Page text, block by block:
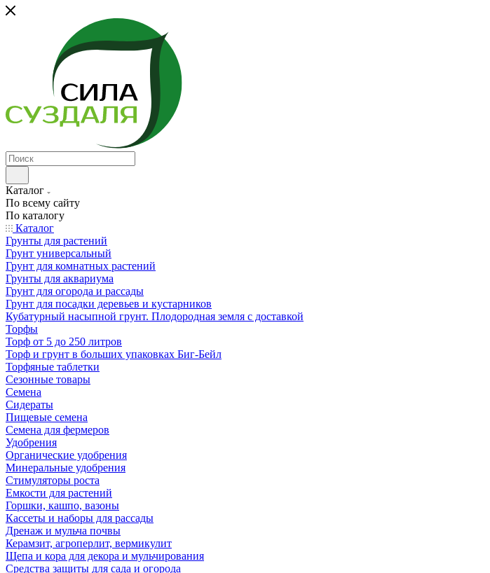
Каталог
По всему сайту
По каталогу
Каталог
Грунты для растений
Грунт универсальный
Грунт для комнатных растений
Грунты для аквариума
Грунт для огорода и рассады
Грунт для посадки деревьев и кустарников
Кубатурный насыпной грунт. Плодородная земля с доставкой
Торфы
Торф от 5 до 250 литров
Торф и грунт в больших упаковках Биг-Бейл
Торфяные таблетки
Сезонные товары
Семена
Сидераты
Пищевые семена
Семена для фермеров
Удобрения
Органические удобрения
Минеральные удобрения
Стимуляторы роста
Емкости для растений
Горшки, кашпо, вазоны
Кассеты и наборы для рассады
Дренаж и мульча почвы
Керамзит, агроперлит, вермикулит
Щепа и кора для декора и мульчирования
Средства защиты для сада и огорода